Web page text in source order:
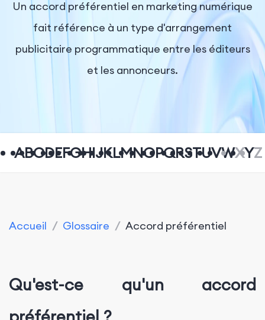
Tarifs
Entreprise
Un accord préférentiel en marketing numérique
fait référence à un type d'arrangement
publicitaire programmatique entre les éditeurs
et les annonceurs.
ABCDEFGHIJKLMNOPQRSTUVWXYZ
Accueil / Glossaire / Accord préférentiel
Qu'est-ce qu'un accord